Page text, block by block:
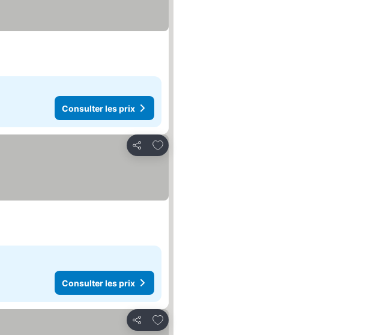
Consulter les prix
Partager
Ajouter à mes favoris
Consulter les prix
Partager
Ajouter à mes favoris